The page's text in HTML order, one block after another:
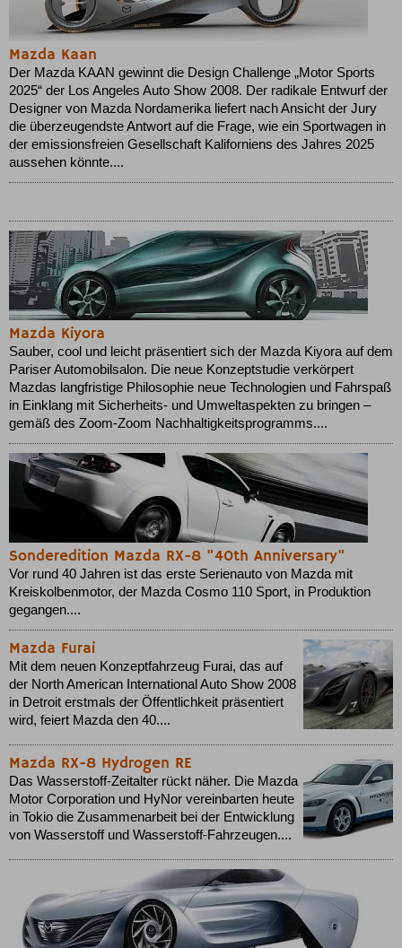
Mazda Kaan
Der Mazda KAAN gewinnt die Design Challenge „Motor Sports
2025“ der Los Angeles Auto Show 2008. Der radikale Entwurf der
Designer von Mazda Nordamerika liefert nach Ansicht der Jury
die überzeugendste Antwort auf die Frage, wie ein Sportwagen in
der emissionsfreien Gesellschaft Kaliforniens des Jahres 2025
aussehen könnte....
Mazda Kiyora
Sauber, cool und leicht präsentiert sich der Mazda Kiyora auf dem
Pariser Automobilsalon. Die neue Konzeptstudie verkörpert
Mazdas langfristige Philosophie neue Technologien und Fahrspaß
in Einklang mit Sicherheits- und Umweltaspekten zu bringen –
gemäß des Zoom-Zoom Nachhaltigkeitsprogramms....
Sonderedition Mazda RX-8 "40th Anniversary"
Vor rund 40 Jahren ist das erste Serienauto von Mazda mit
Kreiskolbenmotor, der Mazda Cosmo 110 Sport, in Produktion
gegangen....
Mazda Furai
Mit dem neuen Konzeptfahrzeug Furai, das auf
der North American International Auto Show 2008
in Detroit erstmals der Öffentlichkeit präsentiert
wird, feiert Mazda den 40....
Mazda RX-8 Hydrogen RE
Das Wasserstoff-Zeitalter rückt näher. Die Mazda
Motor Corporation und HyNor vereinbarten heute
in Tokio die Zusammenarbeit bei der Entwicklung
von Wasserstoff und Wasserstoff-Fahrzeugen....